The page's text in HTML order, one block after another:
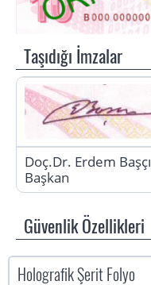
Taşıdığı İmzalar
Doç.Dr. Erdem Başçı
Başkan
Güvenlik Özellikleri
Holografik Şerit Folyo